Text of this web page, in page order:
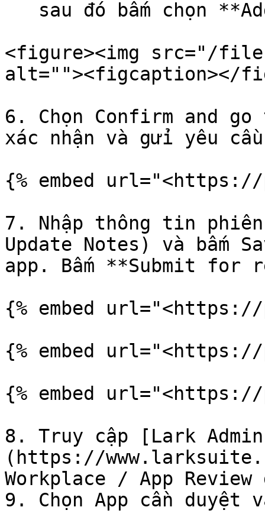
<figure><img src="/
alt=""><figcaption></
6. Chọn Confirm and
xác nhận và gửi yêu
{% embed
7. Nhập thông tin
Update Notes) và bấm
app. Bấm **Submit for
{% embed
{% embed url="<https://
{% embed url="<https://
8. Truy cập [Lark
(https://
Workplace / App
9. Chọn App cần duyệt